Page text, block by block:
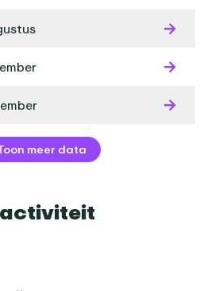
meer data
activiteit